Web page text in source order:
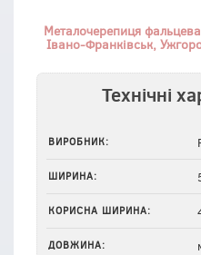
Металочерепиця
Івано-Франківськ,
Технічні
ВИРОБНИК:
ШИРИНА:
КОРИСНА ШИРИНА:
ДОВЖИНА: